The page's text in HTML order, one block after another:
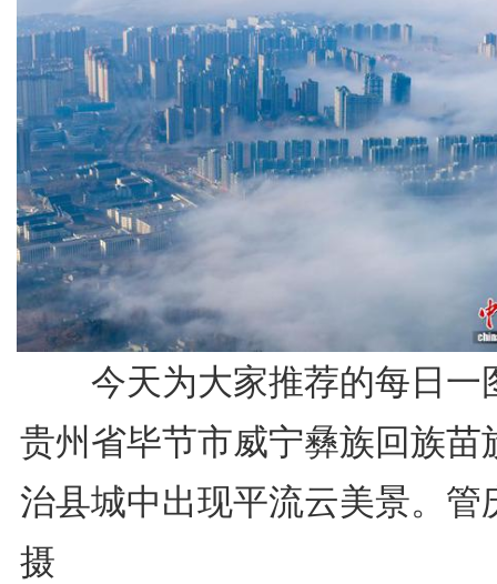
今天为大家推荐的每日一
贵州省毕节市威宁彝族回族苗
治县城中出现平流云美景。管
摄